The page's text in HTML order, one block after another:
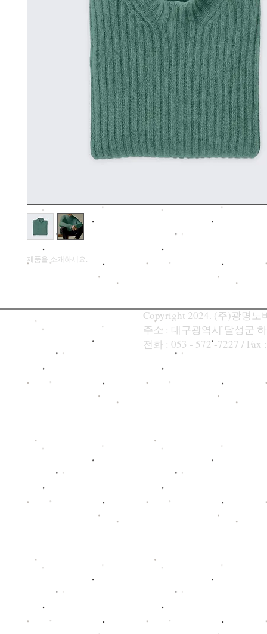
제품을 소개하세요.
Copyright 2024. (주)광명
주소 : 대구광역시 달성군
전화 : 053 - 572 -7227 / Fax